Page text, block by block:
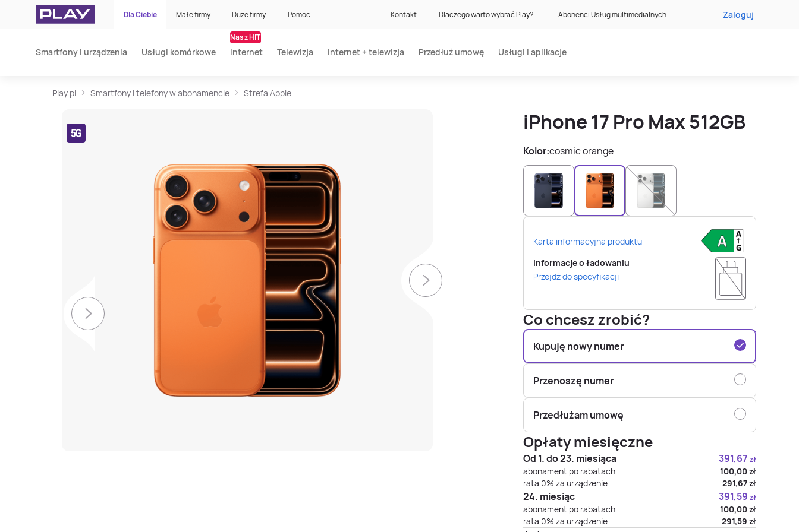
Dla Ciebie Małe firmy Duże firmy Pomoc Kontakt Dlaczego warto wybrać Play? Abonenci Usług multimedialnych Zaloguj
Smartfony i urządzenia Usługi komórkowe Internet
Nasz HIT
Telewizja Internet + telewizja Przedłuż umowę Usługi i aplikacje
Play.pl Smartfony i telefony w abonamencie Strefa Apple
iPhone 17 Pro Max 512GB
Kolor:cosmic orange
Karta informacyjna produktu
Informacje o ładowaniu
Przejdź do specyfikacji
Co chcesz zrobić?
Kupuję nowy numer
Przenoszę numer
Przedłużam umowę
Opłaty miesięczne
Od 1. do 23. miesiąca 391,67 zł
abonament po rabatach 100,00zł
rata 0% za urządzenie
291,67zł
24. miesiąc 391,59 zł
abonament po rabatach 100,00zł
rata 0% za urządzenie
291,59 zł